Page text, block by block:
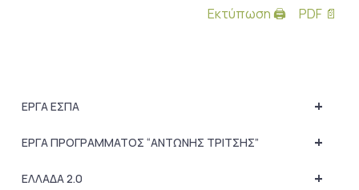
Εκτύπωση 🖨 PDF 📄
+
ΕΡΓΑ ΕΣΠΑ
+
ΕΡΓΑ ΠΡΟΓΡΑΜΜΑΤΟΣ “ΑΝΤΩΝΗΣ ΤΡΙΤΣΗΣ”
+
ΕΛΛΑΔΑ 2.0